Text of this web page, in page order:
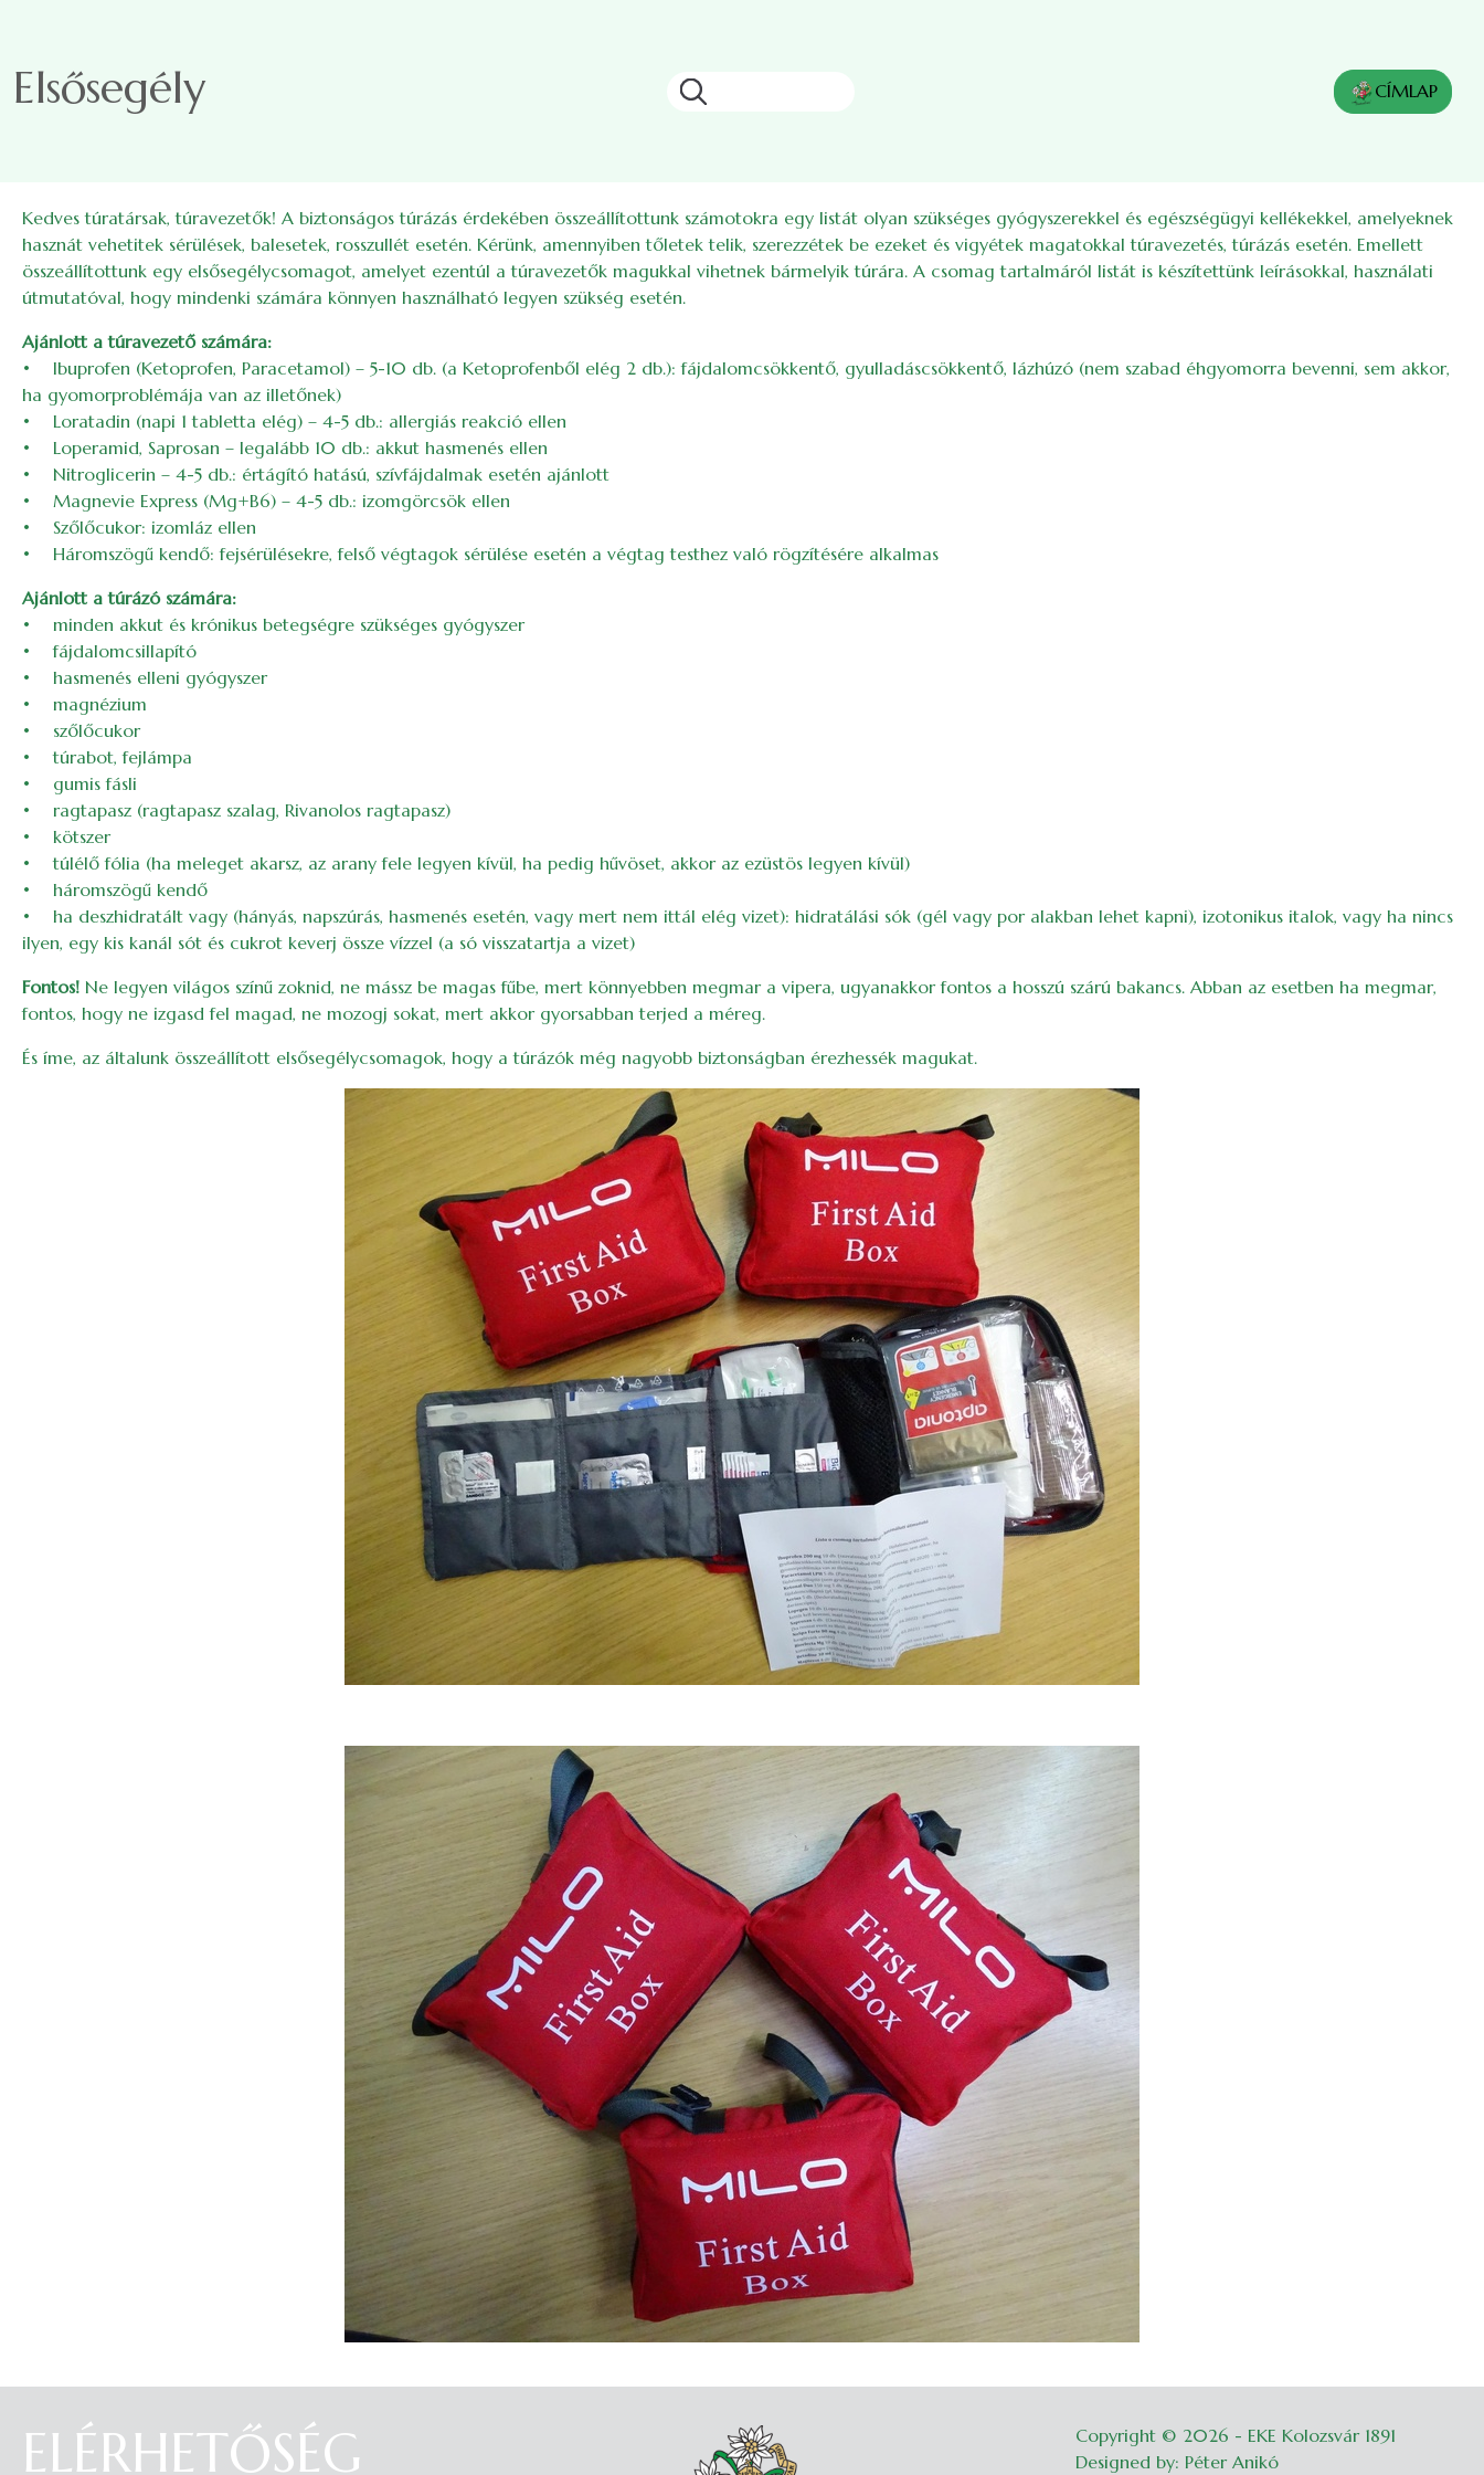
Elsősegély CÍMLAP
Kedves túratársak, túravezetők! A biztonságos túrázás érdekében összeállítottunk számotokra egy listát olyan szükséges gyógyszerekkel és egészségügyi kellékekkel, amelyeknek
hasznát vehetitek sérülések, balesetek, rosszullét esetén. Kérünk, amennyiben tőletek telik, szerezzétek be ezeket és vigyétek magatokkal túravezetés, túrázás esetén. Emellett
összeállítottunk egy elsősegélycsomagot, amelyet ezentúl a túravezetők magukkal vihetnek bármelyik túrára. A csomag tartalmáról listát is készítettünk leírásokkal, használati
útmutatóval, hogy mindenki számára könnyen használható legyen szükség esetén.
Ajánlott a túravezető számára:
• Ibuprofen (Ketoprofen, Paracetamol) – 5-10 db. (a Ketoprofenből elég 2 db.): fájdalomcsökkentő, gyulladáscsökkentő, lázhúzó (nem szabad éhgyomorra bevenni, sem akkor,
ha gyomorproblémája van az illetőnek)
• Loratadin (napi 1 tabletta elég) – 4-5 db.: allergiás reakció ellen
• Loperamid, Saprosan – legalább 10 db.: akkut hasmenés ellen
• Nitroglicerin – 4-5 db.: értágító hatású, szívfájdalmak esetén ajánlott
• Magnevie Express (Mg+B6) – 4-5 db.: izomgörcsök ellen
• Szőlőcukor: izomláz ellen
• Háromszögű kendő: fejsérülésekre, felső végtagok sérülése esetén a végtag testhez való rögzítésére alkalmas
Ajánlott a túrázó számára:
• minden akkut és krónikus betegségre szükséges gyógyszer
• fájdalomcsillapító
• hasmenés elleni gyógyszer
• magnézium
• szőlőcukor
• túrabot, fejlámpa
• gumis fásli
• ragtapasz (ragtapasz szalag, Rivanolos ragtapasz)
• kötszer
• túlélő fólia (ha meleget akarsz, az arany fele legyen kívül, ha pedig hűvöset, akkor az ezüstös legyen kívül)
• háromszögű kendő
• ha deszhidratált vagy (hányás, napszúrás, hasmenés esetén, vagy mert nem ittál elég vizet): hidratálási sók (gél vagy por alakban lehet kapni), izotonikus italok, vagy ha nincs
ilyen, egy kis kanál sót és cukrot keverj össze vízzel (a só visszatartja a vizet)
Fontos! Ne legyen világos színű zoknid, ne mássz be magas fűbe, mert könnyebben megmar a vipera, ugyanakkor fontos a hosszú szárú bakancs. Abban az esetben ha megmar,
fontos, hogy ne izgasd fel magad, ne mozogj sokat, mert akkor gyorsabban terjed a méreg.
És íme, az általunk összeállított elsősegélycsomagok, hogy a túrázók még nagyobb biztonságban érezhessék magukat.
ELÉRHETŐSÉG
Copyright © 2026 - EKE Kolozsvár 1891
Designed by: Péter Anikó